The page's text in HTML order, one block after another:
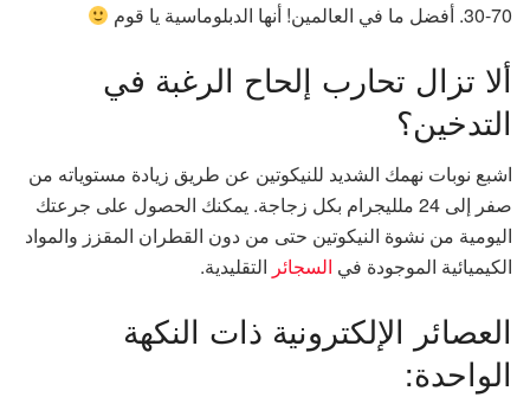
70-30. أفضل ما في العالمين! أنها الدبلوماسية يا قوم
ألا تزال تحارب إلحاح الرغبة في
التدخين؟
اشبع نوبات نهمك الشديد للنيكوتين عن طريق زيادة مستوياته من
صفر إلى 24 ملليجرام بكل زجاجة. يمكنك الحصول على جرعتك
اليومية من نشوة النيكوتين حتى من دون القطران المقزز والمواد
الكيميائية الموجودة في السجائر التقليدية.
العصائر الإلكترونية ذات النكهة
الواحدة: